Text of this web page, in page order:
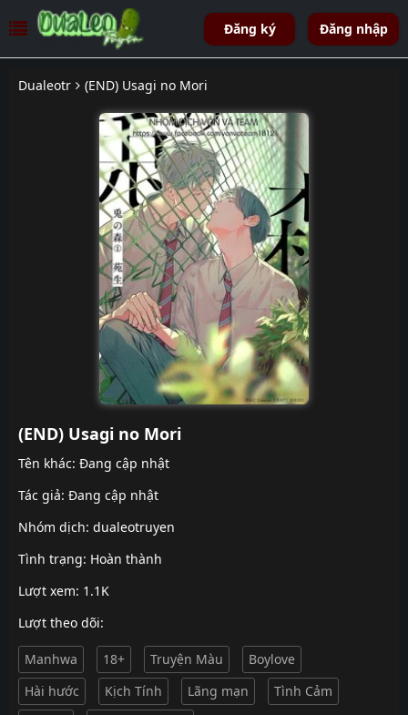
Đăng ký Đăng nhập
Dualeotr (END) Usagi no Mori
(END) Usagi no Mori
Tên khác: Đang cập nhật
Tác giả: Đang cập nhật
Nhóm dịch: dualeotruyen
Tình trạng: Hoàn thành
Lượt xem: 1.1K
Lượt theo dõi:
Manhwa 18+ Truyện Màu
Boylove
Hài hước
Kịch Tính Lãng mạn
Tình Cảm